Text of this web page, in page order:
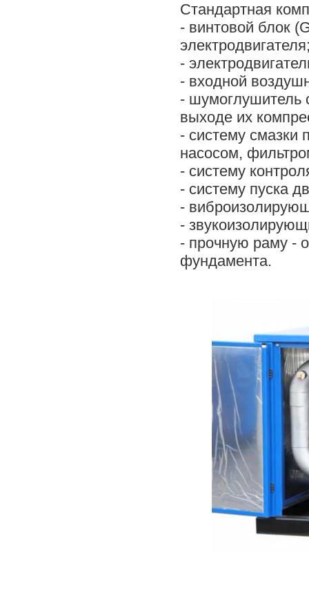
Стандартная
- винтовой блок
-
- входной
- шумоглушитель
выходе их
- систему смазки
насосом,
- систему
- систему пуска
-
-
- прочную раму -
фундамента.